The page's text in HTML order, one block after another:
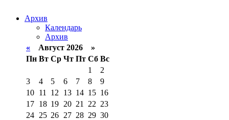
Архив
Календарь
Архив
« Август 2026 »
Пн Вт Ср Чт Пт Сб Вс
1
2
3
4 5 6 7 8
9
10 11 12 13 14 15 16
17 18 19 20 21 22 23
24 25 26 27 28 29 30